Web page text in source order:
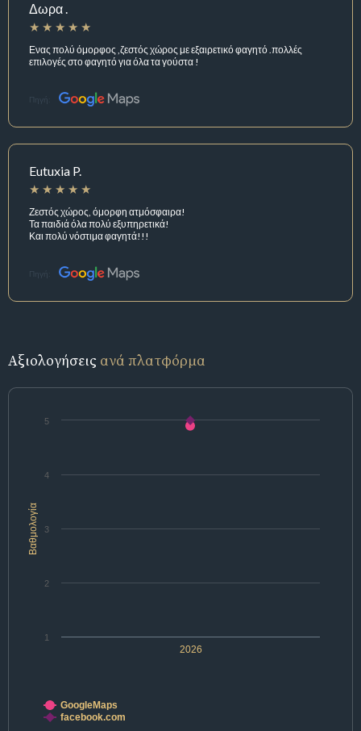
Δωρα .
Ενας πολύ όμορφος ,ζεστός χώρος με εξαιρετικό φαγητό .πολλές
επιλογές στο φαγητό για όλα τα γούστα !
Πηγή:
Eutuxia P.
Ζεστός χώρος, όμορφη ατμόσφαιρα!
Τα παιδιά όλα πολύ εξυπηρετικά!
Και πολύ νόστιμα φαγητά!!!
Πηγή:
Αξιολογήσεις ανά πλατφόρμα
Βαθμολογία
2026
1
2
3
4
5
GoogleMaps
facebook.com